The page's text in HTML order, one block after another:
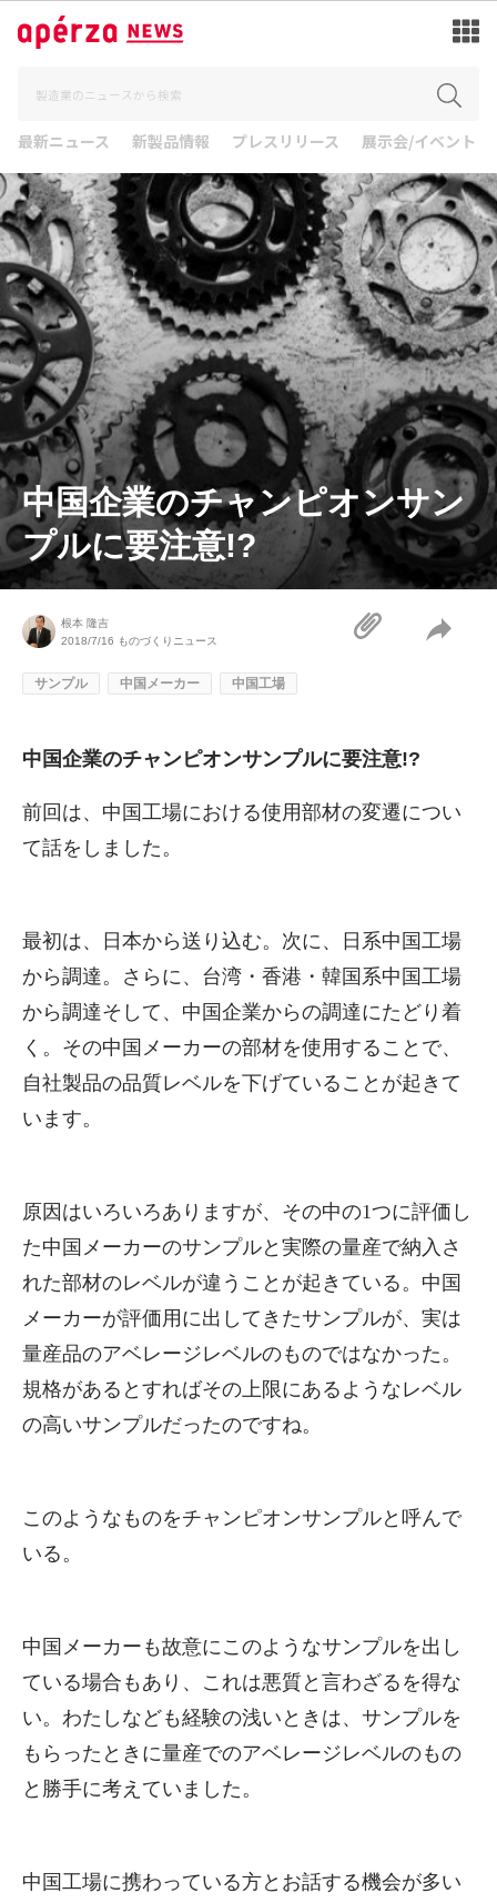
最新ニュース 新製品情報 プレスリリース 展示会/イベント
中国企業のチャンピオンサン
プルに要注意!?
根本 隆吉
2018/7/16 ものづくりニュース
サンプル 中国メーカー 中国工場
中国企業のチャンピオンサンプルに要注意!?
前回は、中国工場における使用部材の変遷につい
て話をしました。
最初は、日本から送り込む。次に、日系中国工場
から調達。さらに、台湾・香港・韓国系中国工場
から調達そして、中国企業からの調達にたどり着
く。その中国メーカーの部材を使用することで、
自社製品の品質レベルを下げていることが起きて
います。
原因はいろいろありますが、その中の1つに評価し
た中国メーカーのサンプルと実際の量産で納入さ
れた部材のレベルが違うことが起きている。中国
メーカーが評価用に出してきたサンプルが、実は
量産品のアベレージレベルのものではなかった。
規格があるとすればその上限にあるようなレベル
の高いサンプルだったのですね。
このようなものをチャンピオンサンプルと呼んで
いる。
中国メーカーも故意にこのようなサンプルを出し
ている場合もあり、これは悪質と言わざるを得な
い。わたしなども経験の浅いときは、サンプルを
もらったときに量産でのアベレージレベルのもの
と勝手に考えていました。
中国工場に携わっている方とお話する機会が多い